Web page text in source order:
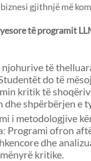
gjithnjë më
të programit
të
do të
kritik të
dhe shpërbërjen e
i metodologjive
Programi ofron
dhe
kritike.